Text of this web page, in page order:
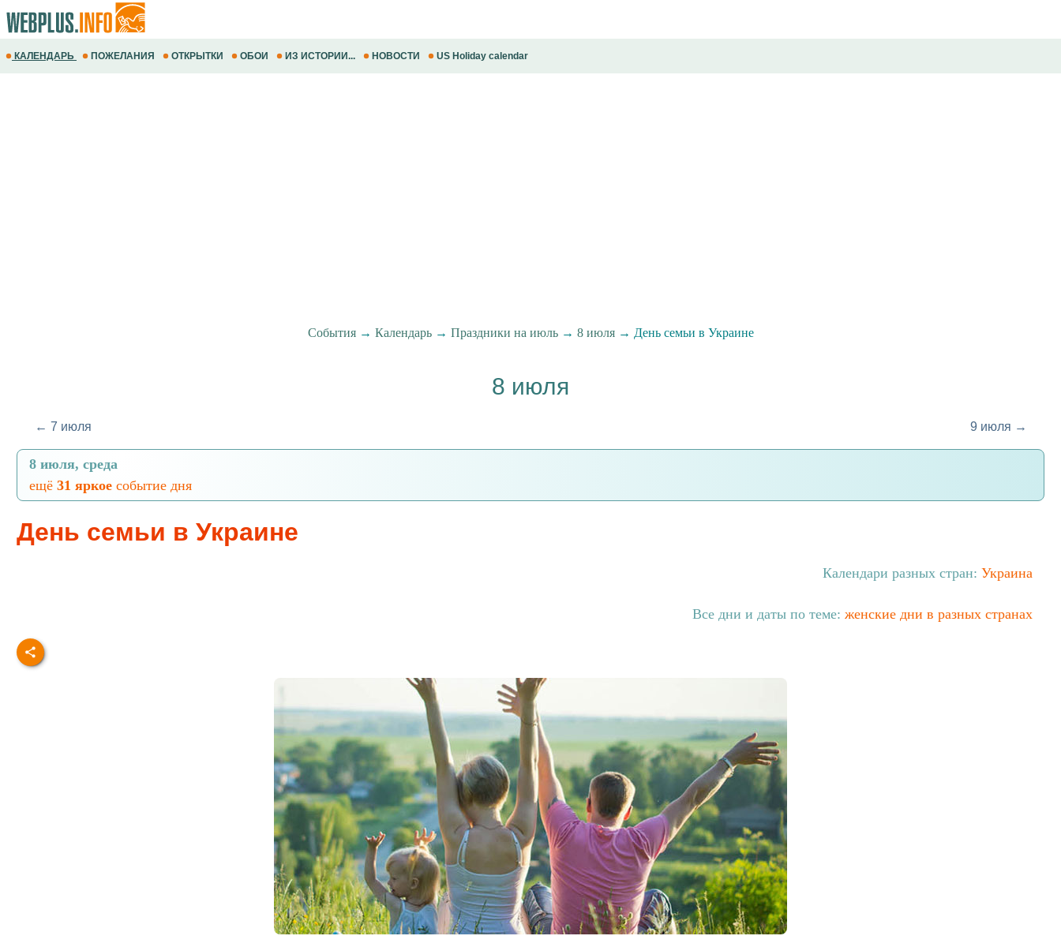
КАЛЕНДАРЬ ПОЖЕЛАНИЯ ОТКРЫТКИ ОБОИ ИЗ ИСТОРИИ... НОВОСТИ US Holiday calendar
События→ Календарь→ Праздники на июль→ 8 июля→ День семьи в Украине
8 июля
← 7 июля 9 июля →
8 июля, среда
ещё 31 яркое событие дня
День семьи в Украине
Календари разных стран: Украина
Все дни и даты по теме: женские дни в разных странах